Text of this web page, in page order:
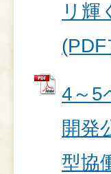
リ輝
4～5
開発
型協